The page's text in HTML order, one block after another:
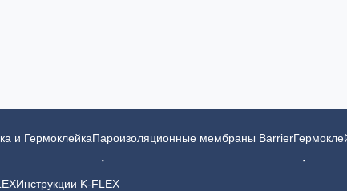
и ГермоклейкаПароизоляционные мембраны Barrier
Инструкции K-FLEX